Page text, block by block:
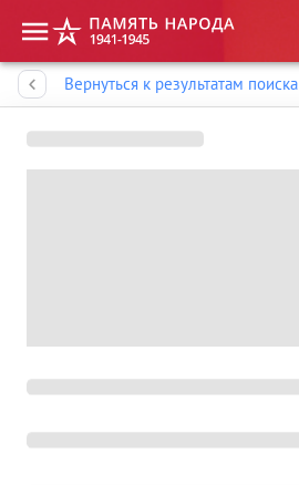
Вернуться к результатам поиска
Память народа